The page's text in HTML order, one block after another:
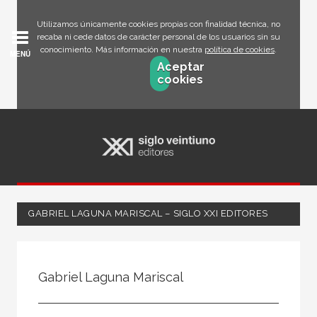
Utilizamos únicamente cookies propias con finalidad técnica, no
recaba ni cede datos de carácter personal de los usuarios sin su
conocimiento. Más información en nuestra política de cookies.
Aceptar
cookies
MENÚ
GABRIEL LAGUNA MARISCAL – SIGLO XXI EDITORES
Gabriel Laguna Mariscal